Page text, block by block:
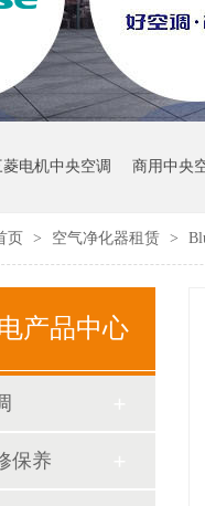
菱电机中央空调 商用中央
页 > 空气净化器租赁 >
产品中心
保养